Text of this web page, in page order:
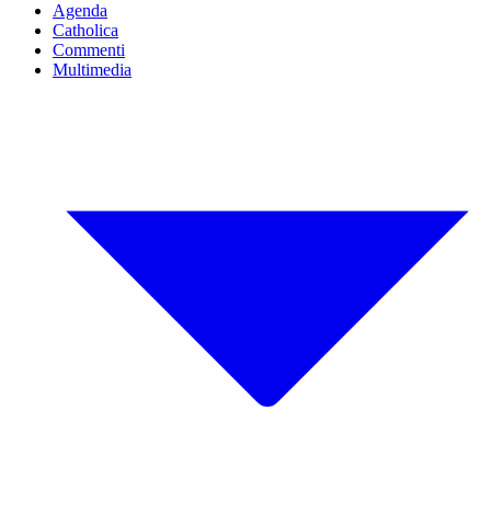
Agenda
Catholica
Commenti
Multimedia